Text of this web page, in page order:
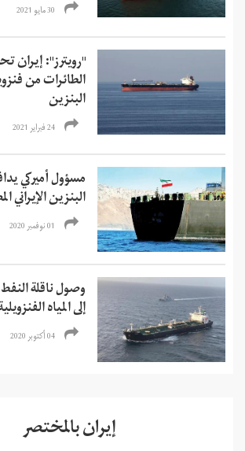
30 مايو 2021
"رويترز": إيران
الطائرات من
البنزين
24 فبراير 2021
مسؤول أميركي
البنزين الإيراني
01 نوفمبر 2020
وصول ناقلة النفط
إلى المياه
04 أكتوبر 2020
إيران بالمختصر